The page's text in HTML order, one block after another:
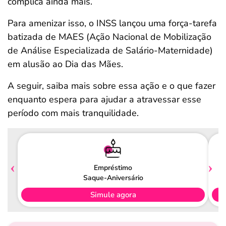
Para amenizar isso, o INSS lançou uma força-tarefa
batizada de MAES (Ação Nacional de Mobilização
de Análise Especializada de Salário-Maternidade)
em alusão ao Dia das Mães.
A seguir, saiba mais sobre essa ação e o que fazer
enquanto espera para ajudar a atravessar esse
período com mais tranquilidade.
Empréstimo
Saque-Aniversário
Simule agora